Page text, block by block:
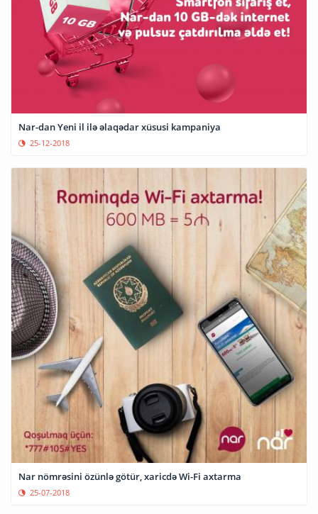
Nar-dan Yeni il ilə əlaqədar xüsusi kampaniya
25-12-2018
Nar nömrəsini özünlə götür, xaricdə Wi-Fi axtarma
25-07-2018